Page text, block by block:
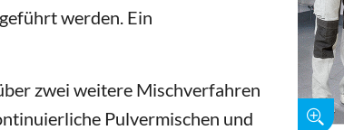
werden. Ein
zwei weitere Mischverfahren
Pulvermischen und